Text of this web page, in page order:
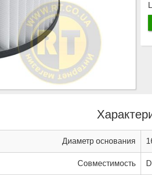
Диаметр основания
Совместимость